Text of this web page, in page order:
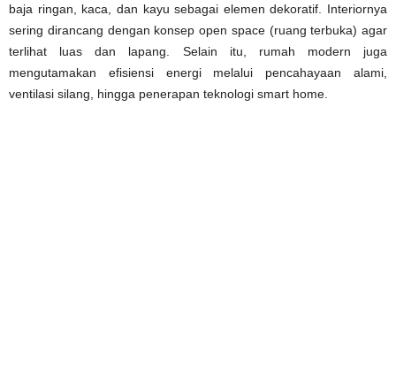
baja ringan, kaca, dan kayu sebagai elemen dekoratif. Interiornya
sering dirancang dengan konsep open space (ruang terbuka) agar
terlihat luas dan lapang. Selain itu, rumah modern juga
mengutamakan efisiensi energi melalui pencahayaan alami,
ventilasi silang, hingga penerapan teknologi smart home.